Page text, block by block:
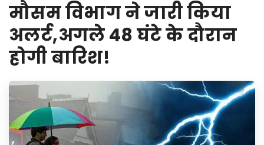
मौसम विभाग ने जारी किया
अलर्ट,अगले 48 घंटे के दौरान
होगी बारिश!